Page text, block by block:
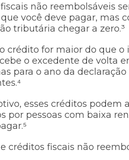
não reembolsáveis
você deve pagar, mas
tributária chegar a zero.³
crédito for maior do que
o excedente de volta
para o ano da
esses créditos
por pessoas com baixa
créditos fiscais não